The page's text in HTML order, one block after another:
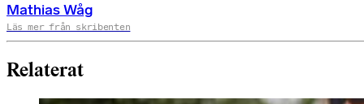
Mathias Wåg
Läs mer från skribenten
Relaterat